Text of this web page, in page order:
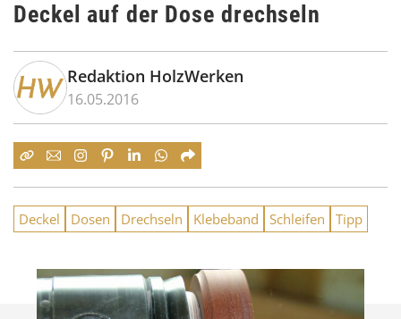
Deckel auf der Dose drechseln
Redaktion HolzWerken
16.05.2016
Deckel Dosen Drechseln Klebeband Schleifen Tipp